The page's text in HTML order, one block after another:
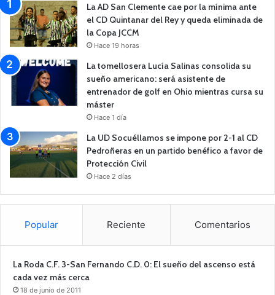
La AD San Clemente cae por la mínima ante
el CD Quintanar del Rey y queda eliminada de
la Copa JCCM
Hace 19 horas
La tomellosera Lucía Salinas consolida su
sueño americano: será asistente de
entrenador de golf en Ohio mientras cursa su
máster
Hace 1 día
La UD Socuéllamos se impone por 2-1 al CD
Pedroñeras en un partido benéfico a favor de
Protección Civil
Hace 2 días
Popular Reciente Comentarios
La Roda C.F. 3-San Fernando C.D. 0: El sueño del ascenso está
cada vez más cerca
18 de junio de 2011